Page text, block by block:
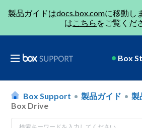
製品ガイドはdocs.box.comに移動し
はこちら をご覧くだ
Box
Box Support 製品ガイド
製
Box Drive